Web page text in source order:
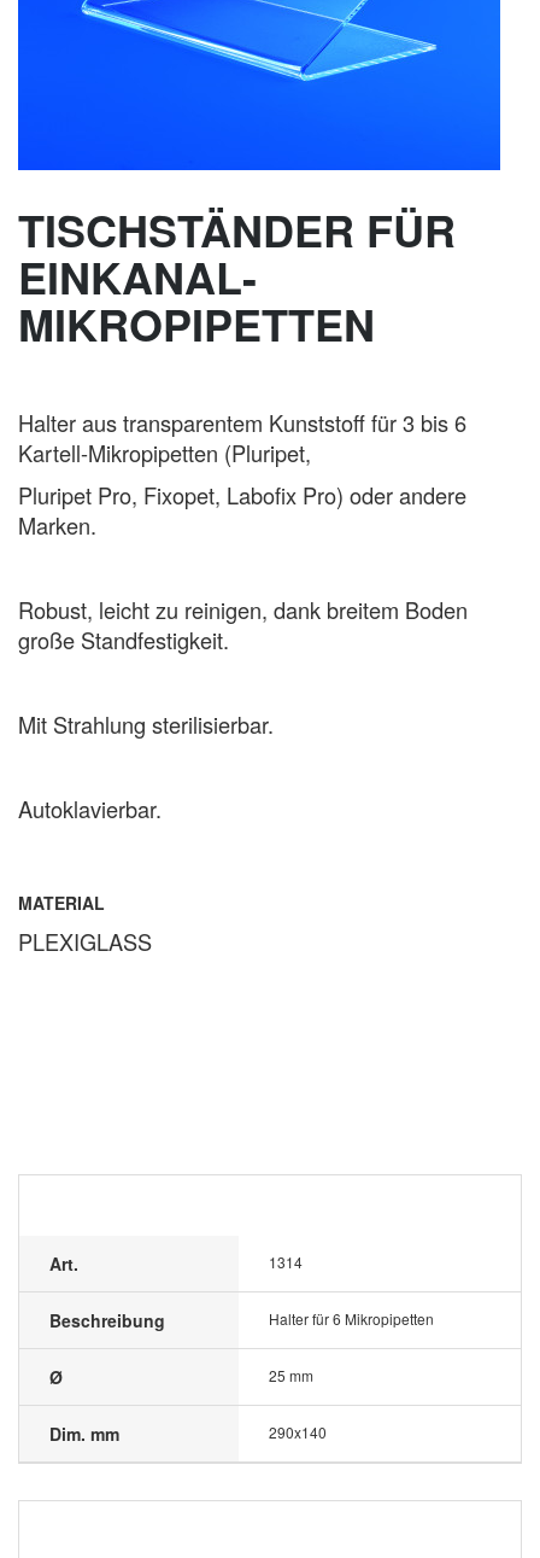
TISCHSTÄNDER FÜR
EINKANAL-
MIKROPIPETTEN
Halter aus transparentem Kunststoff für 3 bis 6
Kartell-Mikropipetten (Pluripet,
Pluripet Pro, Fixopet, Labofix Pro) oder andere
Marken.
Robust, leicht zu reinigen, dank breitem Boden
große Standfestigkeit.
Mit Strahlung sterilisierbar.
Autoklavierbar.
MATERIAL
PLEXIGLASS
Art. 1314
Beschreibung Halter für 6 Mikropipetten
Ø 25 mm
Dim. mm 290x140